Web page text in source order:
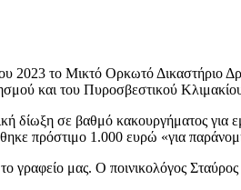
το Μικτό Ορκωτό Δικαστήριο
και του Πυροσβεστικού
δίωξη σε βαθμό κακουργήματος
πρόστιμο 1.000 ευρώ «για
γραφείο μας. Ο ποινικολόγος